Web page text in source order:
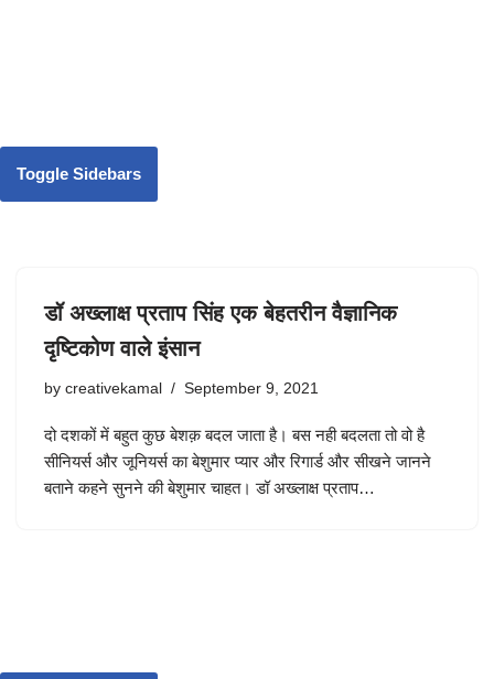
Toggle Sidebars
डॉ अख्लाक्ष प्रताप सिंह एक बेहतरीन वैज्ञानिक
दृष्टिकोण वाले इंसान
by creativekamal September 9, 2021
दो दशकों में बहुत कुछ बेशक़ बदल जाता है। बस नही बदलता तो वो है
सीनियर्स और जूनियर्स का बेशुमार प्यार और रिगार्ड और सीखने जानने
बताने कहने सुनने की बेशुमार चाहत। डॉ अख्लाक्ष प्रताप…